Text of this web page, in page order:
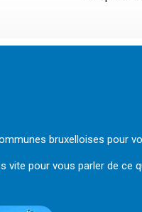
bruxelloises pour
vite pour vous parler de ce